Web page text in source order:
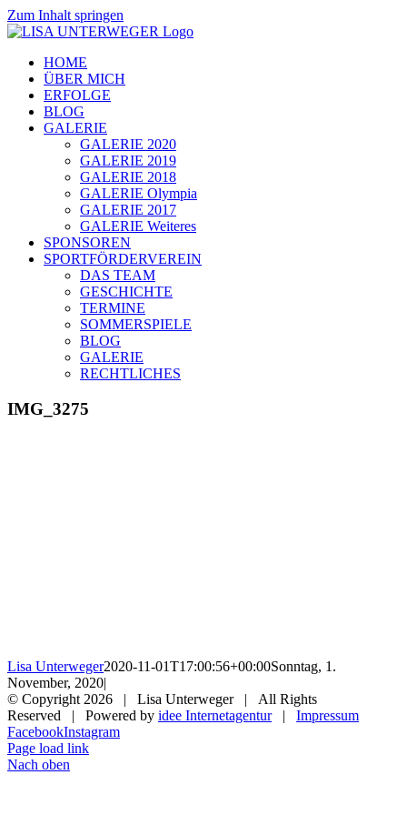
Zum Inhalt springen
HOME
ÜBER MICH
ERFOLGE
BLOG
GALERIE
GALERIE 2020
GALERIE 2019
GALERIE 2018
GALERIE Olympia
GALERIE 2017
GALERIE Weiteres
SPONSOREN
SPORTFÖRDERVEREIN
DAS TEAM
GESCHICHTE
TERMINE
SOMMERSPIELE
BLOG
GALERIE
RECHTLICHES
IMG_3275
Lisa Unterweger2020-11-01T17:00:56+00:00Sonntag, 1.
November, 2020|
© Copyright2026 | Lisa Unterweger | All Rights
Reserved | Powered by idee Internetagentur| Impressum
FacebookInstagram
Page load link
Nach oben